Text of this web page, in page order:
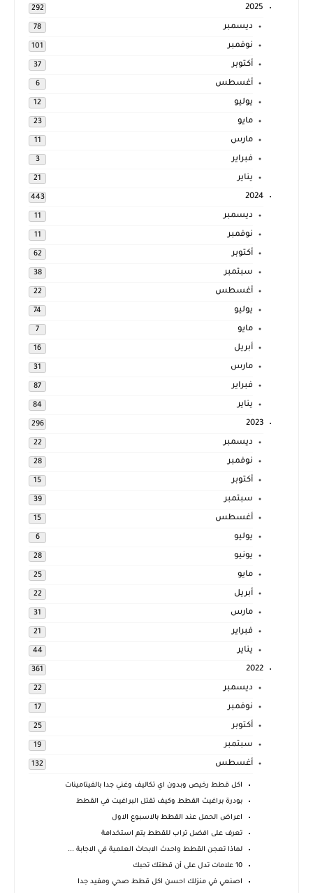
2025
292
ديسمبر 78
نوفمبر 101
أكتوبر 37
أغسطس 6
يوليو 12
مايو 23
مارس 11
فبراير 3
يناير 21
2024
443
ديسمبر 11
نوفمبر 11
أكتوبر 62
سبتمبر 38
أغسطس 22
يوليو 74
مايو 7
أبريل 16
مارس 31
فبراير 87
يناير 84
2023
296
ديسمبر 22
نوفمبر 28
أكتوبر 15
سبتمبر 39
أغسطس 15
يوليو 6
يونيو 28
مايو 25
أبريل 22
مارس 31
فبراير 21
يناير 44
2022
361
ديسمبر 22
نوفمبر 17
أكتوبر 25
سبتمبر 19
أغسطس 132
اكل قطط رخيص وبدون اي تكاليف وغني جدا بالفيتامينات
بودرة براغيث القطط وكيف تقتل البراغيت في القطط
اعراض الحمل عند القطط بالاسبوع الاول
تعرف على افضل تراب للقطط يتم استخدامة
لماذا تعجن القطط واحدث الابحاث العلمية في الاجابة ...
10 علامات تدل على أن قطتك تحبك
اصنعي في منزلك احسن اكل قطط صحي ومفيد جدا